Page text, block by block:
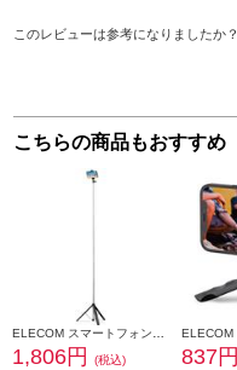
このレビューは参考になりましたか？
こちらの商品もおすすめ
1,806円
(税込)
837円